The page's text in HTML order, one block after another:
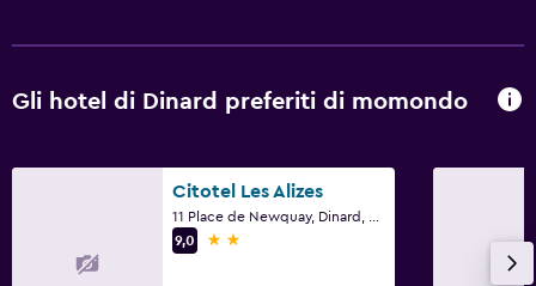
Gli hotel di Dinard preferiti di momondo
Citotel Les Alizes
9,0
2 stelle